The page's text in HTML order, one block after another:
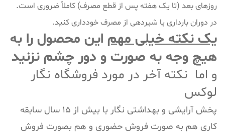
روزهای بعد (تا یک هفته پس از قطع مصرف) کاملاً ضروری است.
در دوران بارداری یا شیردهی از مصرف خودداری کنید.
یک نکته خیلی مهم این محصول را به
هیچ وجه به صورت و دور چشم نزنید
و اما نکته آخر در مورد فروشگاه نگار
لوکس
پخش آرایشی و بهداشتی نگار با بیش از 15 سال سابقه
کاری هم به صورت فروش حضوری و هم بصورت فروش